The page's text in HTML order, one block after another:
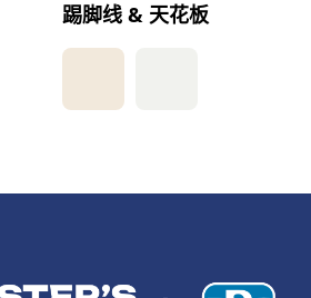
踢脚线 & 天花板